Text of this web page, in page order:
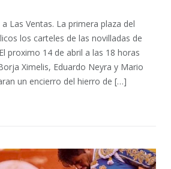
Las Ventas. La primera plaza del
los carteles de las novilladas de
proximo 14 de abril a las 18 horas
Ximelis, Eduardo Neyra y Mario
un encierro del hierro de […]